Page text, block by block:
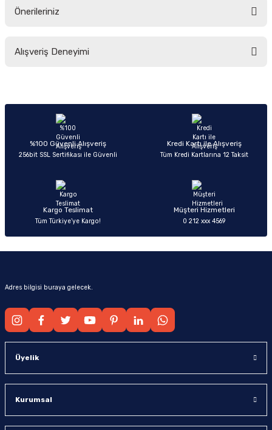
Önerileriniz
yetersiz gördüğünüz noktaları öneri formunu kullanarak tarafımıza
Ürün açıklamasında eksik bilgiler bulunuyor.
Ürün bilgilerinde hatalar bulunuyor.
Ürün fiyatı diğer sitelerden daha pahalı.
Alışveriş Deneyimi
Sitemize ilk yorumu siz yapın!
%100 Güvenli Alışveriş
256bit SSL Sertifikası ile Güvenli
Kredi Kartı ile Alışveriş
Tüm Kredi Kartlarına 12 Taksit
Kargo Teslimat
Tüm Türkiye’ye Kargo!
Müşteri Hizmetleri
0 212 xxx 4569
Adres bilgisi buraya gelecek.
Üyelik
Kurumsal